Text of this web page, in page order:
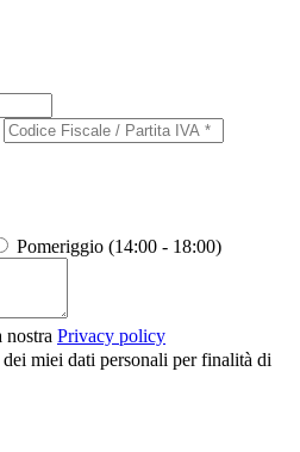
Pomeriggio (14:00 - 18:00)
nostra Privacy policy
miei dati personali per finalità di